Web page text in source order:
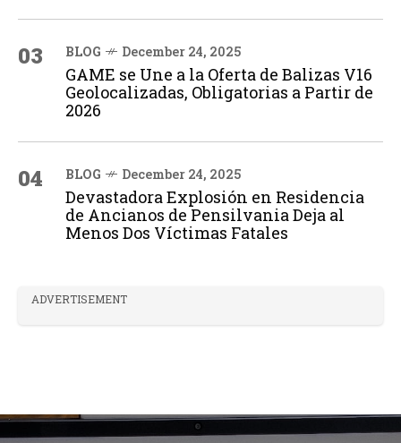
03 BLOG December 24, 2025
GAME se Une a la Oferta de Balizas V16
Geolocalizadas, Obligatorias a Partir de
2026
04 BLOG December 24, 2025
Devastadora Explosión en Residencia
de Ancianos de Pensilvania Deja al
Menos Dos Víctimas Fatales
ADVERTISEMENT